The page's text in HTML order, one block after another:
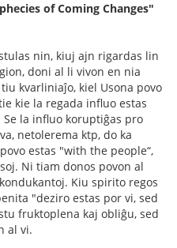
of Coming Changes"
nin, kiuj ajn rigardas lin
doni al li vivon en nia
kvarliniaĵo, kiel Usona povo
kie la regada influo estas
la influo koruptiĝas pro
netolerema ktp, do ka
estas "with the people“,
Ni tiam donos povon al
Kiu spirito regos
"deziro estas por vi, sed
fruktoplena kaj obliĝu, sed
al vi.